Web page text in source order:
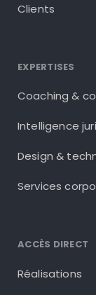
Clients
EXPERTISES
Coaching &
Intelligence
Design &
Services
ACCÈS DIRECT
Réalisations